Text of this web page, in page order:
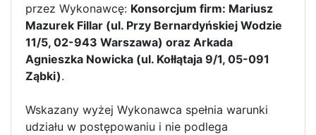
przez Wykonawcę: Konsorcjum firm: Mariusz
Mazurek Fillar (ul. Przy Bernardyńskiej Wodzie
11/5, 02-943 Warszawa) oraz Arkada
Agnieszka Nowicka (ul. Kołłątaja 9/1, 05-091
Ząbki).
Wskazany wyżej Wykonawca spełnia warunki
udziału w postępowaniu i nie podlega